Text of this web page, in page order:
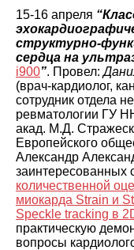
15-16 апреля
структурно-
сердца на
i900”. Провел:
(врач-кардиолог,
сотрудник отдела
ревматологии ГУ
акад. М.Д.
Европейского
Александр
заинтересованных
количественной
миокарда Strain и
Speckle tracking в
практическую
вопросы